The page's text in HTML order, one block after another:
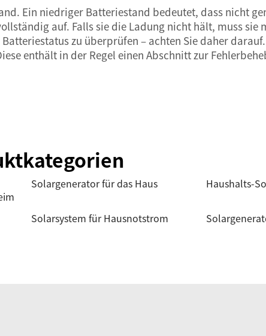
Ein niedriger Batteriestand bedeutet, dass nicht
auf. Falls sie die Ladung nicht hält, muss
zu überprüfen – achten Sie daher
enthält in der Regel einen Abschnitt zur
Solargenerator für das Haus Haushalts-
Solarsystem für Hausnotstrom